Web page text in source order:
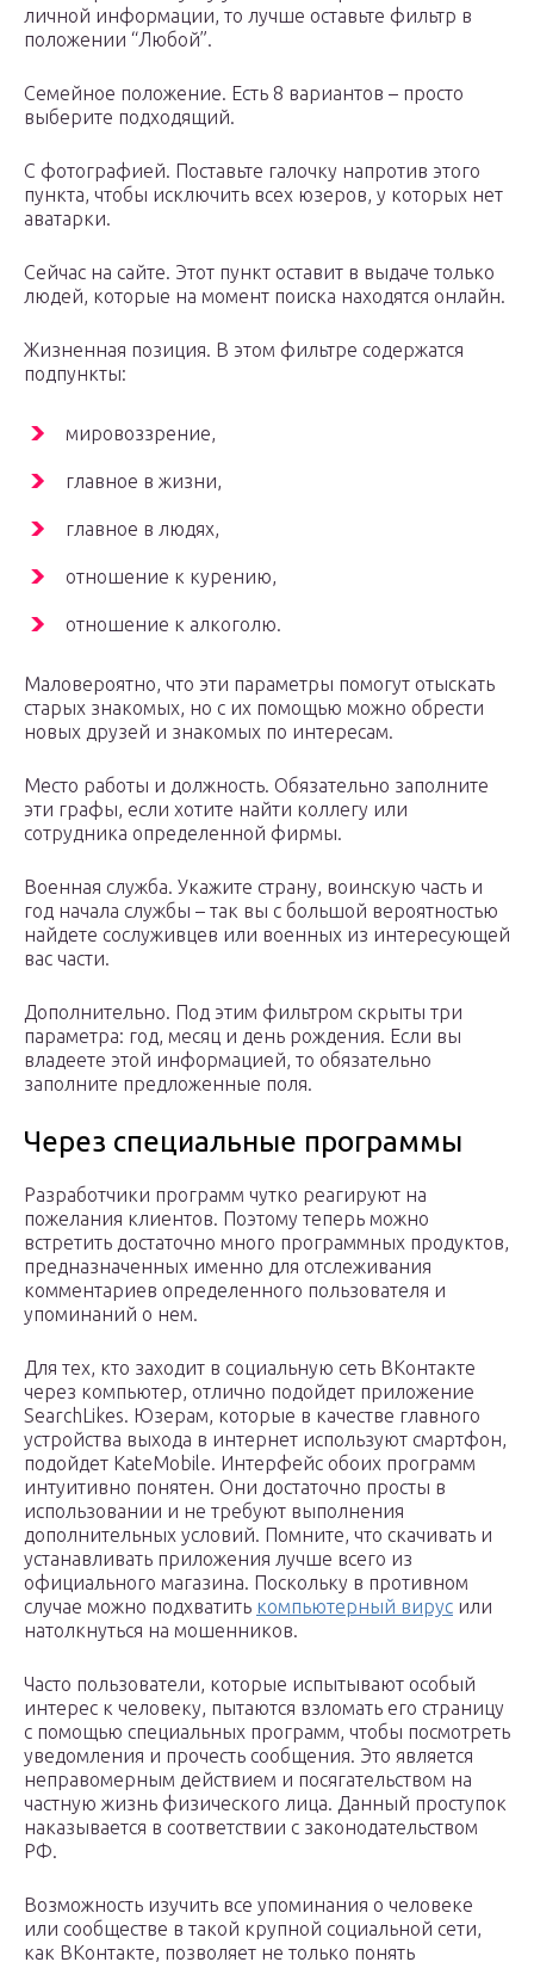
личной информации, то лучше оставьте фильтр в
положении “Любой”.
Семейное положение. Есть 8 вариантов – просто
выберите подходящий.
С фотографией. Поставьте галочку напротив этого
пункта, чтобы исключить всех юзеров, у которых нет
аватарки.
Сейчас на сайте. Этот пункт оставит в выдаче только
людей, которые на момент поиска находятся онлайн.
Жизненная позиция. В этом фильтре содержатся
подпункты:
мировоззрение,
главное в жизни,
главное в людях,
отношение к курению,
отношение к алкоголю.
Маловероятно, что эти параметры помогут отыскать
старых знакомых, но с их помощью можно обрести
новых друзей и знакомых по интересам.
Место работы и должность. Обязательно заполните
эти графы, если хотите найти коллегу или
сотрудника определенной фирмы.
Военная служба. Укажите страну, воинскую часть и
год начала службы – так вы с большой вероятностью
найдете сослуживцев или военных из интересующей
вас части.
Дополнительно. Под этим фильтром скрыты три
параметра: год, месяц и день рождения. Если вы
владеете этой информацией, то обязательно
заполните предложенные поля.
Через специальные программы
Разработчики программ чутко реагируют на
пожелания клиентов. Поэтому теперь можно
встретить достаточно много программных продуктов,
предназначенных именно для отслеживания
комментариев определенного пользователя и
упоминаний о нем.
Для тех, кто заходит в социальную сеть ВКонтакте
через компьютер, отлично подойдет приложение
SearchLikes. Юзерам, которые в качестве главного
устройства выхода в интернет используют смартфон,
подойдет KateMobile. Интерфейс обоих программ
интуитивно понятен. Они достаточно просты в
использовании и не требуют выполнения
дополнительных условий. Помните, что скачивать и
устанавливать приложения лучше всего из
официального магазина. Поскольку в противном
случае можно подхватить компьютерный вирус или
натолкнуться на мошенников.
Часто пользователи, которые испытывают особый
интерес к человеку, пытаются взломать его страницу
с помощью специальных программ, чтобы посмотреть
уведомления и прочесть сообщения. Это является
неправомерным действием и посягательством на
частную жизнь физического лица. Данный проступок
наказывается в соответствии с законодательством
РФ.
Возможность изучить все упоминания о человеке
или сообществе в такой крупной социальной сети,
как ВКонтакте, позволяет не только понять